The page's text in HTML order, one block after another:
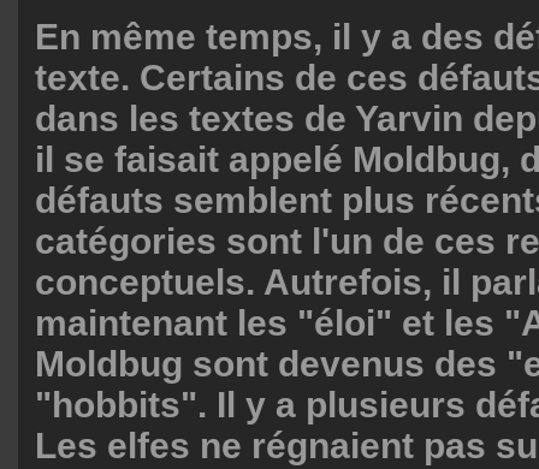
En même temps, il y a des
texte. Certains de ces
dans les textes de Yarvin
il se faisait appelé Moldbug,
défauts semblent plus
catégories sont l'un de ces
conceptuels. Autrefois, il
maintenant les "éloi" et les
Moldbug sont devenus des
"hobbits". Il y a plusieurs
Les elfes ne régnaient pas